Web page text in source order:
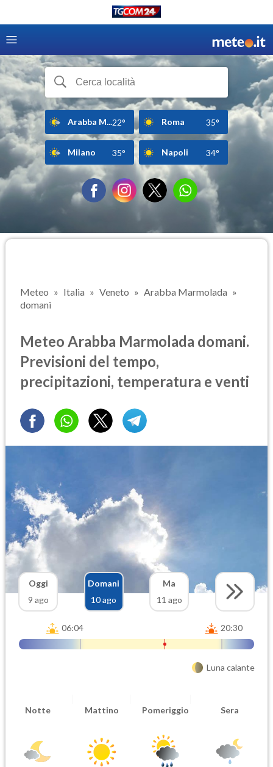
Arabba M...22° Roma 35°
Milano 35° Napoli 34°
Meteo Italia Veneto
Arabba Marmolada
domani
Meteo Arabba Marmolada domani.
Previsioni del tempo,
precipitazioni, temperatura e venti
Oggi
9 ago
Domani
10 ago
Ma
11 ago
06:04 20:30
Luna calante
Notte Mattino Pomeriggio Sera